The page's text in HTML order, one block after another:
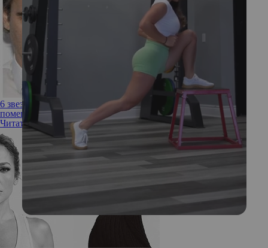
6 звезд, которые родились с заячьей губой (и им это не
помешало стать известными)
Читать полностью